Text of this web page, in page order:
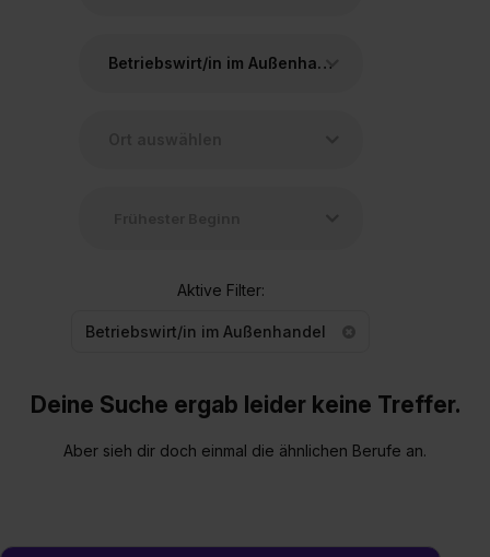
Betriebswirt/in im Außenhandel
Aktive Filter:
Betriebswirt/in im Außenhandel
Deine Suche ergab leider keine Treffer.
Aber sieh dir doch einmal die ähnlichen Berufe an.